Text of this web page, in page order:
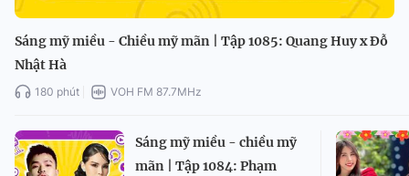
Sáng mỹ miều - Chiều mỹ mãn | Tập 1085: Quang Huy x Đỗ
Nhật Hà
180 phút VOH FM 87.7MHz
Sáng mỹ miều - chiều mỹ
mãn | Tập 1084: Phạm